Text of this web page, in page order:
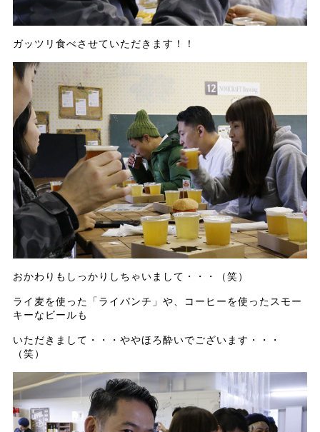
ガッツリ食べさせていただきます！！
おかわりもしっかりしちゃいまして・・・（笑）
ライ麦を使った「ライパンチ」や、コーヒーを使ったスモー
キーなビールも
いただきまして・・・ややほろ酔いでございます・・・
（笑）